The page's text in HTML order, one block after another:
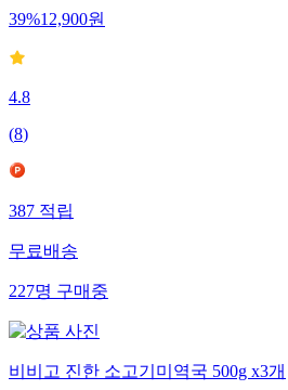
39%12,900원
4.8
(8)
387적립
무료배송
227명구매중
비비고 진한 소고기미역국 500g x3개